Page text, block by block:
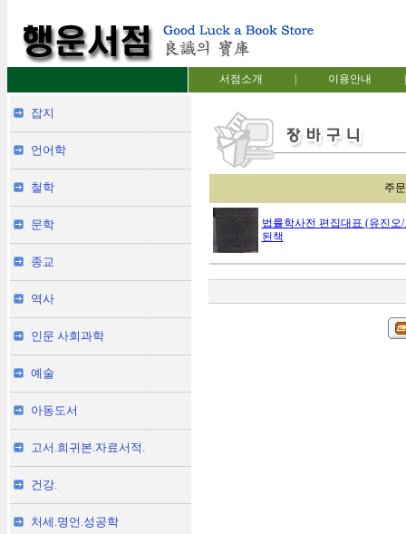
서점소개 이용안내
잡지
언어학
철학
문학
종교
역사
인문 사회과학
예술
아동도서
고서.희귀본.자료서적.
건강.
처세.명언.성공학
주
법률학사전 편집대표 (유진오
된책